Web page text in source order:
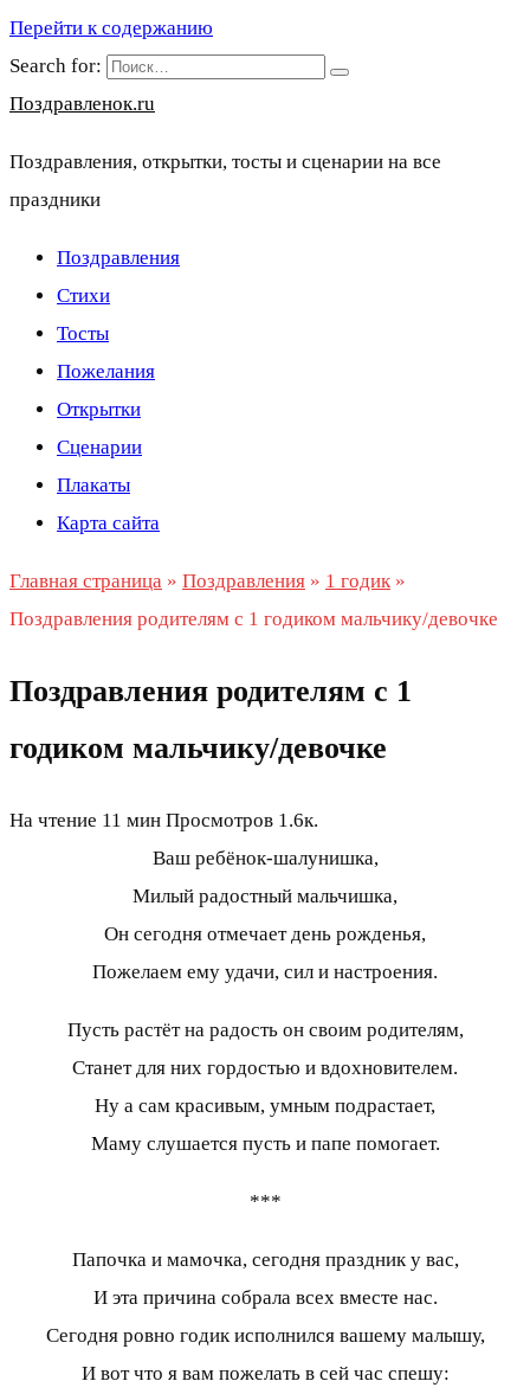
Перейти к содержанию
Search for:
Поздравленок.ru
Поздравления, открытки, тосты и сценарии на все
праздники
Поздравления
Стихи
Тосты
Пожелания
Открытки
Сценарии
Плакаты
Карта сайта
Главная страница » Поздравления » 1 годик »
Поздравления родителям с 1 годиком мальчику/девочке
Поздравления родителям с 1
годиком мальчику/девочке
На чтение 11 мин Просмотров 1.6к.
Ваш ребёнок-шалунишка,
Милый радостный мальчишка,
Он сегодня отмечает день рожденья,
Пожелаем ему удачи, сил и настроения.
Пусть растёт на радость он своим родителям,
Станет для них гордостью и вдохновителем.
Ну а сам красивым, умным подрастает,
Маму слушается пусть и папе помогает.
***
Папочка и мамочка, сегодня праздник у вас,
И эта причина собрала всех вместе нас.
Сегодня ровно годик исполнился вашему малышу,
И вот что я вам пожелать в сей час спешу: